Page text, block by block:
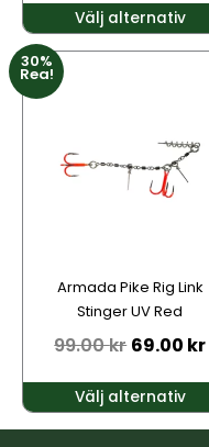
Välj alternativ
30%
Rea!
Armada Pike Rig Link
Stinger UV Red
99.00kr 69.00 kr
Välj alternativ
Den
här
varianter.
produktsidan